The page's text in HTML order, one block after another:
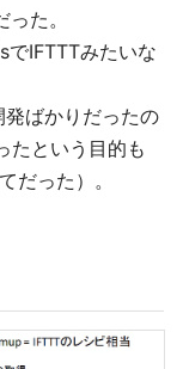
た。
でIFTTTみたいな
ばかりだったの
たという目的も
だった）。